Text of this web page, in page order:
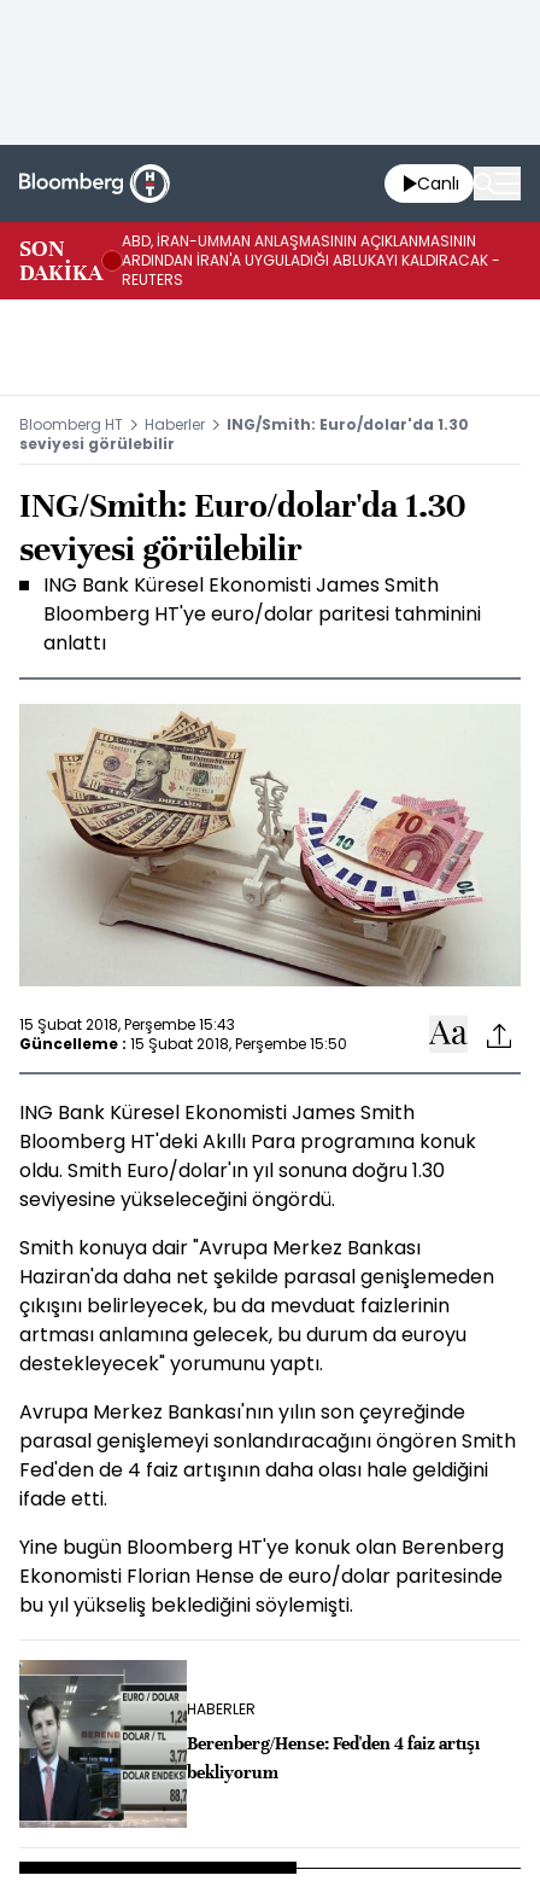
Canlı
SON
DAKİKA
ABD, İRAN-UMMAN ANLAŞMASININ AÇIKLANMASININ
ARDINDAN İRAN'A UYGULADIĞI ABLUKAYI KALDIRACAK -
REUTERS
Bloomberg HT Haberler
ING/Smith: Euro/dolar'da 1.30
seviyesi görülebilir
ING/Smith: Euro/dolar'da 1.30
seviyesi görülebilir
ING Bank Küresel Ekonomisti James Smith
Bloomberg HT'ye euro/dolar paritesi tahminini
anlattı
15 Şubat 2018, Perşembe 15:43
Güncelleme : 15 Şubat 2018, Perşembe 15:50
ING Bank Küresel Ekonomisti James Smith
Bloomberg HT'deki Akıllı Para programına konuk
oldu. Smith Euro/dolar'ın yıl sonuna doğru 1.30
seviyesine yükseleceğini öngördü.
Smith konuya dair "Avrupa Merkez Bankası
Haziran'da daha net şekilde parasal genişlemeden
çıkışını belirleyecek, bu da mevduat faizlerinin
artması anlamına gelecek, bu durum da euroyu
destekleyecek" yorumunu yaptı.
Avrupa Merkez Bankası'nın yılın son çeyreğinde
parasal genişlemeyi sonlandıracağını öngören Smith
Fed'den de 4 faiz artışının daha olası hale geldiğini
ifade etti.
Yine bugün Bloomberg HT'ye konuk olan Berenberg
Ekonomisti Florian Hense de euro/dolar paritesinde
bu yıl yükseliş beklediğini söylemişti.
HABERLER
Berenberg/Hense: Fed'den 4 faiz artışı
bekliyorum